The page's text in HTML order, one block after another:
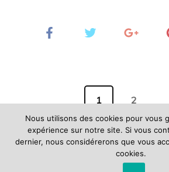
publications
Page
1 Page
2
©lescapricesdiris | Les images et les
Nous utilisons des cookies pour vous
expérience sur notre site. Si vous
dernier, nous considérerons que vous
cookies.